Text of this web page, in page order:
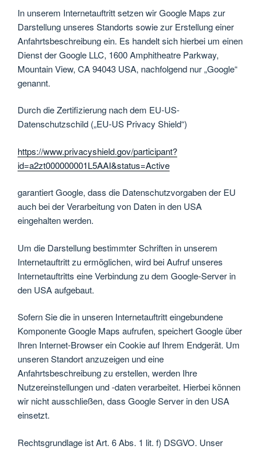
In unserem Internetauftritt setzen wir Google Maps zur
Darstellung unseres Standorts sowie zur Erstellung einer
Anfahrtsbeschreibung ein. Es handelt sich hierbei um einen
Dienst der Google LLC, 1600 Amphitheatre Parkway,
Mountain View, CA 94043 USA, nachfolgend nur „Google“
genannt.
Durch die Zertifizierung nach dem EU-US-
Datenschutzschild („EU-US Privacy Shield“)
https://www.privacyshield.gov/participant?
id=a2zt000000001L5AAI&status=Active
garantiert Google, dass die Datenschutzvorgaben der EU
auch bei der Verarbeitung von Daten in den USA
eingehalten werden.
Um die Darstellung bestimmter Schriften in unserem
Internetauftritt zu ermöglichen, wird bei Aufruf unseres
Internetauftritts eine Verbindung zu dem Google-Server in
den USA aufgebaut.
Sofern Sie die in unseren Internetauftritt eingebundene
Komponente Google Maps aufrufen, speichert Google über
Ihren Internet-Browser ein Cookie auf Ihrem Endgerät. Um
unseren Standort anzuzeigen und eine
Anfahrtsbeschreibung zu erstellen, werden Ihre
Nutzereinstellungen und -daten verarbeitet. Hierbei können
wir nicht ausschließen, dass Google Server in den USA
einsetzt.
Rechtsgrundlage ist Art. 6 Abs. 1 lit. f) DSGVO. Unser